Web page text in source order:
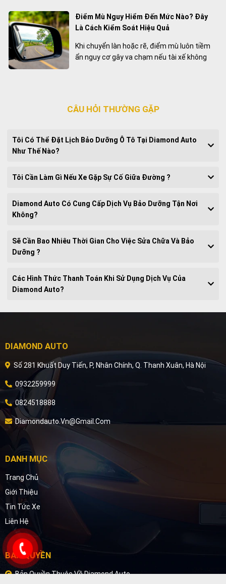
Điểm Mù Nguy Hiểm Đến Mức Nào? Đây
Là Cách Kiểm Soát Hiệu Quả
Khi chuyển làn hoặc rẽ, điểm mù luôn tiềm
ẩn nguy cơ gây va chạm nếu tài xế không
CÂU HỎI THƯỜNG GẶP
Tôi Có Thể Đặt Lịch Bảo Dưỡng Ô Tô Tại Diamond Auto
Như Thế Nào?
Tôi Cần Làm Gì Nếu Xe Gặp Sự Cố Giữa Đường ?
Diamond Auto Có Cung Cấp Dịch Vụ Bảo Dưỡng Tận Nơi
Không?
Sẽ Cần Bao Nhiêu Thời Gian Cho Việc Sửa Chữa Và Bảo
Dưỡng ?
Các Hình Thức Thanh Toán Khi Sử Dụng Dịch Vụ Của
Diamond Auto?
DIAMOND AUTO
Số 281 Khuất Duy Tiến, P, Nhân Chính, Q. Thanh Xuân, Hà Nội
0932259999
0824518888
Diamondauto.vn@gmail.com
DANH MỤC
Trang Chủ
Giới Thiệu
Tin Tức Xe
Liên Hệ
BẢN QUYỀN
Bản Quyền Thuộc Về Diamond Auto